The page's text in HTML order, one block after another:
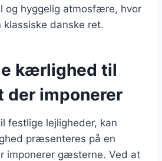
og hyggelig atmosfære, hvor
klassiske danske ret.
kærlighed til
der imponerer
festlige lejligheder, kan
præsenteres på en
imponerer gæsterne. Ved at